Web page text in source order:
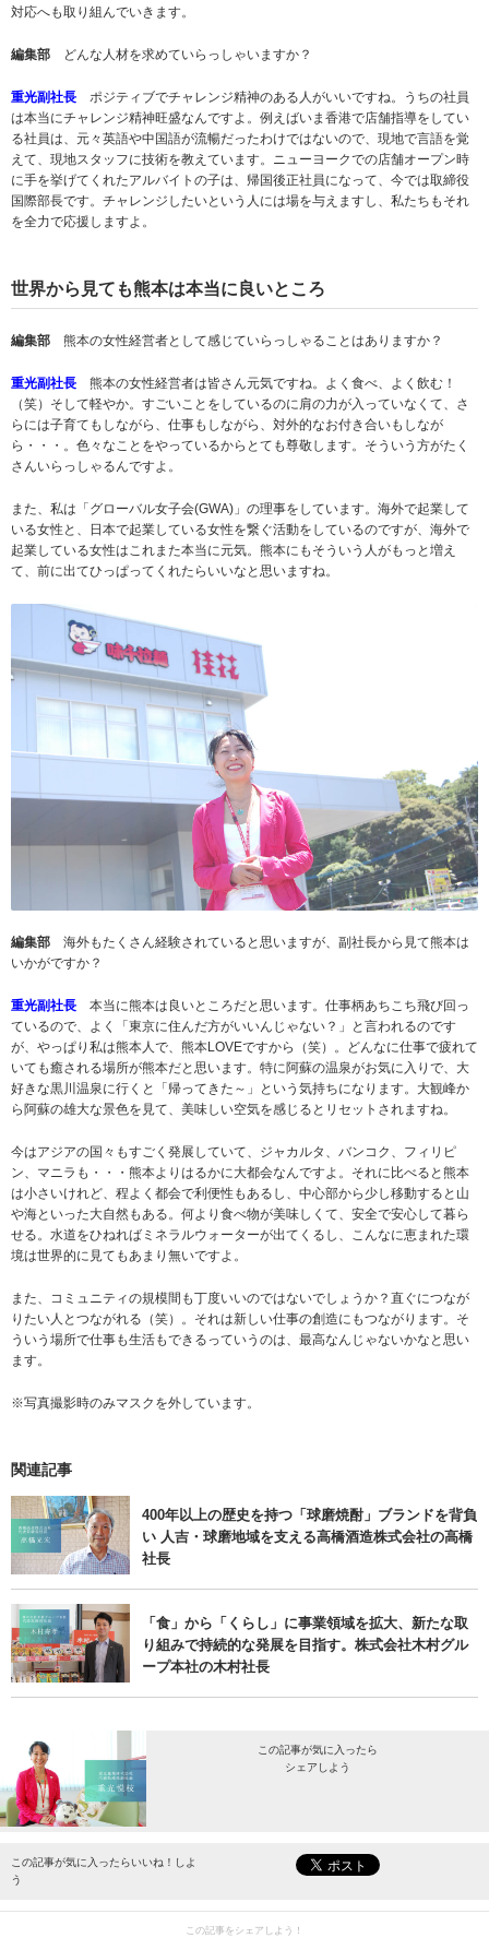
対応へも取り組んでいきます。
編集部 どんな人材を求めていらっしゃいますか？
重光副社長 ポジティブでチャレンジ精神のある人がいいですね。うちの社員
は本当にチャレンジ精神旺盛なんですよ。例えばいま香港で店舗指導をしてい
る社員は、元々英語や中国語が流暢だったわけではないので、現地で言語を覚
えて、現地スタッフに技術を教えています。ニューヨークでの店舗オープン時
に手を挙げてくれたアルバイトの子は、帰国後正社員になって、今では取締役
国際部長です。チャレンジしたいという人には場を与えますし、私たちもそれ
を全力で応援しますよ。
世界から見ても熊本は本当に良いところ
編集部 熊本の女性経営者として感じていらっしゃることはありますか？
重光副社長 熊本の女性経営者は皆さん元気ですね。よく食べ、よく飲む！
（笑）そして軽やか。すごいことをしているのに肩の力が入っていなくて、さ
らには子育てもしながら、仕事もしながら、対外的なお付き合いもしなが
ら・・・。色々なことをやっているからとても尊敬します。そういう方がたく
さんいらっしゃるんですよ。
また、私は「グローバル女子会(GWA)」の理事をしています。海外で起業して
いる女性と、日本で起業している女性を繋ぐ活動をしているのですが、海外で
起業している女性はこれまた本当に元気。熊本にもそういう人がもっと増え
て、前に出てひっぱってくれたらいいなと思いますね。
編集部 海外もたくさん経験されていると思いますが、副社長から見て熊本は
いかがですか？
重光副社長 本当に熊本は良いところだと思います。仕事柄あちこち飛び回っ
ているので、よく「東京に住んだ方がいいんじゃない？」と言われるのです
が、やっぱり私は熊本人で、熊本LOVEですから（笑）。どんなに仕事で疲れて
いても癒される場所が熊本だと思います。特に阿蘇の温泉がお気に入りで、大
好きな黒川温泉に行くと「帰ってきた～」という気持ちになります。大観峰か
ら阿蘇の雄大な景色を見て、美味しい空気を感じるとリセットされますね。
今はアジアの国々もすごく発展していて、ジャカルタ、バンコク、フィリピ
ン、マニラも・・・熊本よりはるかに大都会なんですよ。それに比べると熊本
は小さいけれど、程よく都会で利便性もあるし、中心部から少し移動すると山
や海といった大自然もある。何より食べ物が美味しくて、安全で安心して暮ら
せる。水道をひねればミネラルウォーターが出てくるし、こんなに恵まれた環
境は世界的に見てもあまり無いですよ。
また、コミュニティの規模間も丁度いいのではないでしょうか？直ぐにつなが
りたい人とつながれる（笑）。それは新しい仕事の創造にもつながります。そ
ういう場所で仕事も生活もできるっていうのは、最高なんじゃないかなと思い
ます。
※写真撮影時のみマスクを外しています。
関連記事
400年以上の歴史を持つ「球磨焼酎」ブランドを背負
い 人吉・球磨地域を支える高橋酒造株式会社の高橋
社長
「食」から「くらし」に事業領域を拡大、新たな取
り組みで持続的な発展を目指す。株式会社木村グル
ープ本社の木村社長
この記事が気に入ったら
シェアしよう
最新情報をお届けします。
この記事が気に入ったらいいね！しよ
う
この記事をシェアしよう！